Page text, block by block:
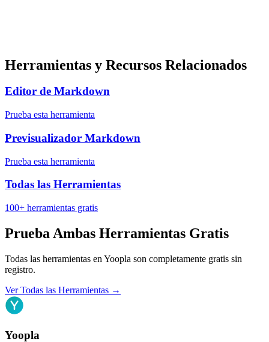
Herramientas y Recursos Relacionados
Editor de Markdown
Prueba esta herramienta
Previsualizador Markdown
Prueba esta herramienta
Todas las Herramientas
100+ herramientas gratis
Prueba Ambas Herramientas Gratis
Todas las herramientas en Yoopla son completamente gratis sin
registro.
Ver Todas las Herramientas →
Yoopla